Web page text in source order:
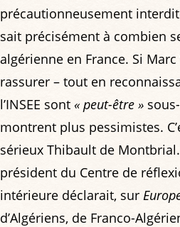
précautionneusement
sait précisément à combien
algérienne en France. Si
rassurer – tout en
l’INSEE sont « peut-être »
montrent plus pessimistes.
sérieux Thibault de
président du Centre de
intérieure déclarait, sur
d’Algériens, de Franco-